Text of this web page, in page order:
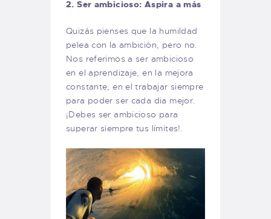
2. Ser ambicioso: Aspira a más
Quizás pienses que la humildad
pelea con la ambición, pero no.
Nos referimos a ser ambicioso
en el aprendizaje, en la mejora
constante, en el trabajar siempre
para poder ser cada dia mejor.
¡Debes ser ambicioso para
superar siempre tus límites!.